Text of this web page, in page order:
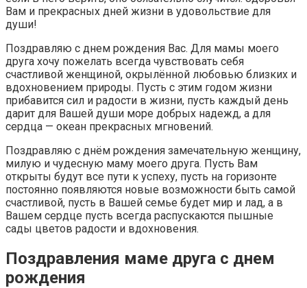
Вам и прекрасных дней жизни в удовольствие для
души!
Поздравляю с днем рождения Вас. Для мамы моего
друга хочу пожелать всегда чувствовать себя
счастливой женщиной, окрылённой любовью близких и
вдохновением природы. Пусть с этим годом жизни
прибавится сил и радости в жизни, пусть каждый день
дарит для Вашей души море добрых надежд, а для
сердца — океан прекрасных мгновений.
Поздравляю с днём рождения замечательную женщину,
милую и чудесную маму моего друга. Пусть Вам
открыты будут все пути к успеху, пусть на горизонте
постоянно появляются новые возможности быть самой
счастливой, пусть в Вашей семье будет мир и лад, а в
Вашем сердце пусть всегда распускаются пышные
сады цветов радости и вдохновения.
Поздравления маме друга с днем
рождения